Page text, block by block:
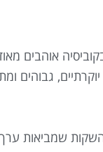
אוהבים
יוקרתיים,
והשקות שמביאות